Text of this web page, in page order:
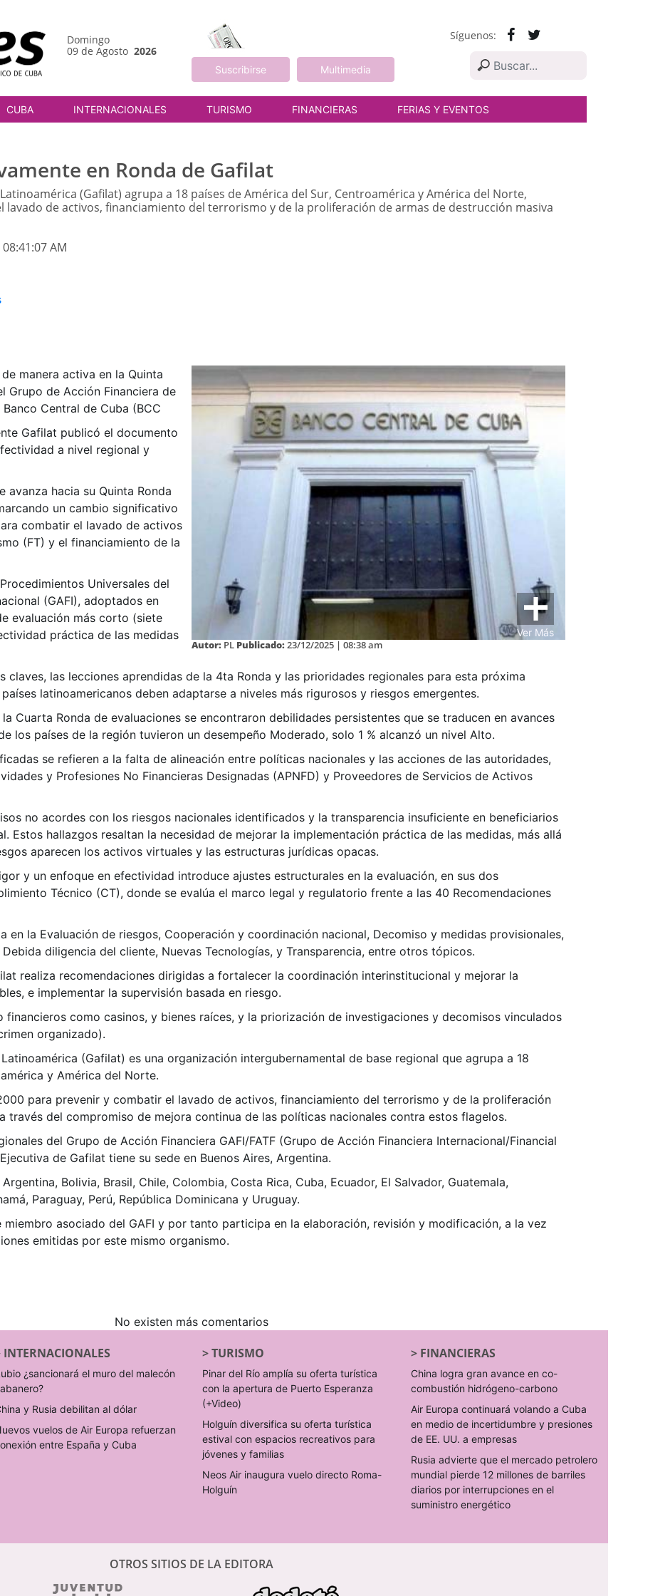
Domingo
09 de Agosto 2026
Suscribirse Multimedia
Síguenos:
CUBA INTERNACIONALES TURISMO FINANCIERAS FERIAS Y EVENTOS
en Ronda de Gafilat
(Gafilat) agrupa a 18 países de América del Sur, Centroamérica y América del Norte,
de activos, financiamiento del terrorismo y de la proliferación de armas de destrucción masiva
AM
Ver Más
Autor: PL Publicado: 23/12/2025 | 08:38 am
manera activa en la Quinta
Grupo de Acción Financiera de
Central de Cuba (BCC
Gafilat publicó el documento
a nivel regional y
avanza hacia su Quinta Ronda
un cambio significativo
combatir el lavado de activos
(FT) y el financiamiento de la
Universales del
(GAFI), adoptados en
evaluación más corto (siete
práctica de las medidas
claves, las lecciones aprendidas de la 4ta Ronda y las prioridades regionales para esta próxima
latinoamericanos deben adaptarse a niveles más rigurosos y riesgos emergentes.
Cuarta Ronda de evaluaciones se encontraron debilidades persistentes que se traducen en avances
los países de la región tuvieron un desempeño Moderado, solo 1 % alcanzó un nivel Alto.
se refieren a la falta de alineación entre políticas nacionales y las acciones de las autoridades,
y Profesiones No Financieras Designadas (APNFD) y Proveedores de Servicios de Activos
no acordes con los riesgos nacionales identificados y la transparencia insuficiente en beneficiarios
Estos hallazgos resaltan la necesidad de mejorar la implementación práctica de las medidas, más allá
aparecen los activos virtuales y las estructuras jurídicas opacas.
y un enfoque en efectividad introduce ajustes estructurales en la evaluación, en sus dos
Técnico (CT), donde se evalúa el marco legal y regulatorio frente a las 40 Recomendaciones
en la Evaluación de riesgos, Cooperación y coordinación nacional, Decomiso y medidas provisionales,
diligencia del cliente, Nuevas Tecnologías, y Transparencia, entre otros tópicos.
realiza recomendaciones dirigidas a fortalecer la coordinación interinstitucional y mejorar la
e implementar la supervisión basada en riesgo.
financieros como casinos, y bienes raíces, y la priorización de investigaciones y decomisos vinculados
organizado).
(Gafilat) es una organización intergubernamental de base regional que agrupa a 18
y América del Norte.
para prevenir y combatir el lavado de activos, financiamiento del terrorismo y de la proliferación
través del compromiso de mejora continua de las políticas nacionales contra estos flagelos.
del Grupo de Acción Financiera GAFI/FATF (Grupo de Acción Financiera Internacional/Financial
de Gafilat tiene su sede en Buenos Aires, Argentina.
Bolivia, Brasil, Chile, Colombia, Costa Rica, Cuba, Ecuador, El Salvador, Guatemala,
Paraguay, Perú, República Dominicana y Uruguay.
asociado del GAFI y por tanto participa en la elaboración, revisión y modificación, a la vez
emitidas por este mismo organismo.
No existen más comentarios
INTERNACIONALES
¿sancionará el muro del malecón
y Rusia debilitan al dólar
vuelos de Air Europa refuerzan
entre España y Cuba
>TURISMO
Pinar del Río amplía su oferta turística
con la apertura de Puerto Esperanza
(+Video)
Holguín diversifica su oferta turística
estival con espacios recreativos para
jóvenes y familias
Neos Air inaugura vuelo directo Roma-
Holguín
> FINANCIERAS
China logra gran avance en co-
combustión hidrógeno-carbono
Air Europa continuará volando a Cuba
en medio de incertidumbre y presiones
de EE. UU. a empresas
Rusia advierte que el mercado petrolero
mundial pierde 12 millones de barriles
diarios por interrupciones en el
suministro energético
OTROS SITIOS DE LA EDITORA